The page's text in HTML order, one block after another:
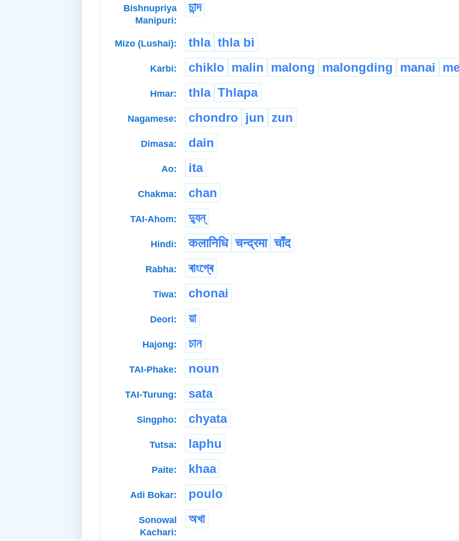
Bishnupriya
Manipuri:
চান্দ
Mizo (Lushai): thla thla bi
Karbi: chiklo malin malong malongding manai
Hmar: thla Thlapa
Nagamese: chondro jun zun
Dimasa: dain
Ao: ita
Chakma: chan
TAI-Ahom: দ্যুন্
Hindi: कलानिधि चन्द्रमा चाँद
Rabha: ৰাংগ্ৰে
Tiwa: chonai
Deori: য়া
Hajong: চান
TAI-Phake: noun
TAI-Turung: sata
Singpho: chyata
Tutsa: laphu
Paite: khaa
Adi Bokar: poulo
Sonowal
Kachari:
অখা